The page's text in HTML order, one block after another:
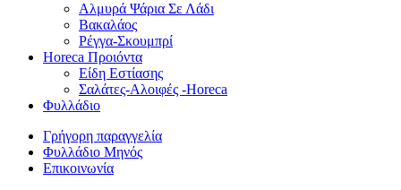
Αλμυρά Ψάρια Σε Λάδι
Βακαλάος
Ρέγγα-Σκουμπρί
Horeca Προιόντα
Είδη Εστίασης
Σαλάτες-Αλοιφές -Horeca
Φυλλάδιο
Γρήγορη παραγγελία
Φυλλάδιο Μηνός
Επικοινωνία